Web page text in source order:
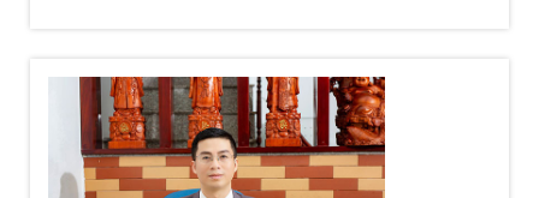
bắt có mặt tại trụ sở của cơ quan điều tra hoặc khi có quyết
định tạm giữ quy định tại Điều 74 Bộ luật Tố tụng Hình sự
năm 2015.